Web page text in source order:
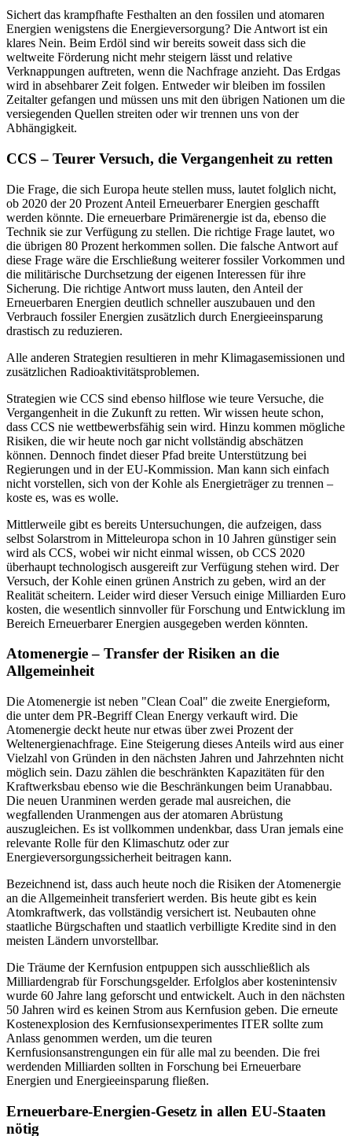
Sichert das krampfhafte Festhalten an den fossilen und atomaren
Energien wenigstens die Energieversorgung? Die Antwort ist ein
klares Nein. Beim Erdöl sind wir bereits soweit dass sich die
weltweite Förderung nicht mehr steigern lässt und relative
Verknappungen auftreten, wenn die Nachfrage anzieht. Das Erdgas
wird in absehbarer Zeit folgen. Entweder wir bleiben im fossilen
Zeitalter gefangen und müssen uns mit den übrigen Nationen um die
versiegenden Quellen streiten oder wir trennen uns von der
Abhängigkeit.
CCS – Teurer Versuch, die Vergangenheit zu retten
Die Frage, die sich Europa heute stellen muss, lautet folglich nicht,
ob 2020 der 20 Prozent Anteil Erneuerbarer Energien geschafft
werden könnte. Die erneuerbare Primärenergie ist da, ebenso die
Technik sie zur Verfügung zu stellen. Die richtige Frage lautet, wo
die übrigen 80 Prozent herkommen sollen. Die falsche Antwort auf
diese Frage wäre die Erschließung weiterer fossiler Vorkommen und
die militärische Durchsetzung der eigenen Interessen für ihre
Sicherung. Die richtige Antwort muss lauten, den Anteil der
Erneuerbaren Energien deutlich schneller auszubauen und den
Verbrauch fossiler Energien zusätzlich durch Energieeinsparung
drastisch zu reduzieren.
Alle anderen Strategien resultieren in mehr Klimagasemissionen und
zusätzlichen Radioaktivitätsproblemen.
Strategien wie CCS sind ebenso hilflose wie teure Versuche, die
Vergangenheit in die Zukunft zu retten. Wir wissen heute schon,
dass CCS nie wettbewerbsfähig sein wird. Hinzu kommen mögliche
Risiken, die wir heute noch gar nicht vollständig abschätzen
können. Dennoch findet dieser Pfad breite Unterstützung bei
Regierungen und in der EU-Kommission. Man kann sich einfach
nicht vorstellen, sich von der Kohle als Energieträger zu trennen –
koste es, was es wolle.
Mittlerweile gibt es bereits Untersuchungen, die aufzeigen, dass
selbst Solarstrom in Mitteleuropa schon in 10 Jahren günstiger sein
wird als CCS, wobei wir nicht einmal wissen, ob CCS 2020
überhaupt technologisch ausgereift zur Verfügung stehen wird. Der
Versuch, der Kohle einen grünen Anstrich zu geben, wird an der
Realität scheitern. Leider wird dieser Versuch einige Milliarden Euro
kosten, die wesentlich sinnvoller für Forschung und Entwicklung im
Bereich Erneuerbarer Energien ausgegeben werden könnten.
Atomenergie – Transfer der Risiken an die
Allgemeinheit
Die Atomenergie ist neben "Clean Coal" die zweite Energieform,
die unter dem PR-Begriff Clean Energy verkauft wird. Die
Atomenergie deckt heute nur etwas über zwei Prozent der
Weltenergienachfrage. Eine Steigerung dieses Anteils wird aus einer
Vielzahl von Gründen in den nächsten Jahren und Jahrzehnten nicht
möglich sein. Dazu zählen die beschränkten Kapazitäten für den
Kraftwerksbau ebenso wie die Beschränkungen beim Uranabbau.
Die neuen Uranminen werden gerade mal ausreichen, die
wegfallenden Uranmengen aus der atomaren Abrüstung
auszugleichen. Es ist vollkommen undenkbar, dass Uran jemals eine
relevante Rolle für den Klimaschutz oder zur
Energieversorgungssicherheit beitragen kann.
Bezeichnend ist, dass auch heute noch die Risiken der Atomenergie
an die Allgemeinheit transferiert werden. Bis heute gibt es kein
Atomkraftwerk, das vollständig versichert ist. Neubauten ohne
staatliche Bürgschaften und staatlich verbilligte Kredite sind in den
meisten Ländern unvorstellbar.
Die Träume der Kernfusion entpuppen sich ausschließlich als
Milliardengrab für Forschungsgelder. Erfolglos aber kostenintensiv
wurde 60 Jahre lang geforscht und entwickelt. Auch in den nächsten
50 Jahren wird es keinen Strom aus Kernfusion geben. Die erneute
Kostenexplosion des Kernfusionsexperimentes ITER sollte zum
Anlass genommen werden, um die teuren
Kernfusionsanstrengungen ein für alle mal zu beenden. Die frei
werdenden Milliarden sollten in Forschung bei Erneuerbare
Energien und Energieeinsparung fließen.
Erneuerbare-Energien-Gesetz in allen EU-Staaten
nötig